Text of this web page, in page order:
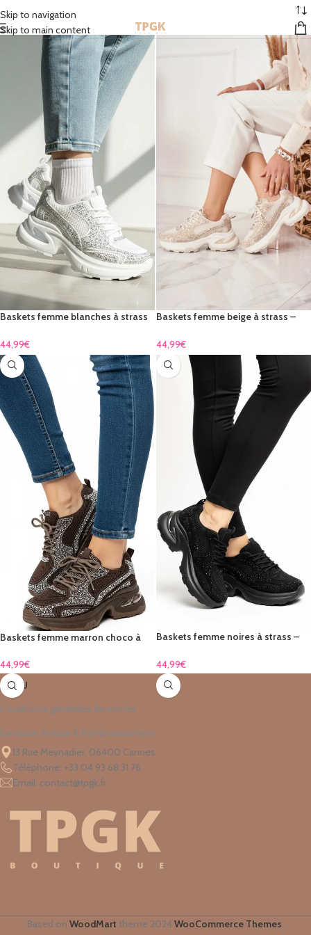
Skip to navigation
Skip to main content
STOCK EN FRANCE | MONDIAL RELAY GRATUIT À PARTIR DE 50 EUROS
Baskets femme blanches à strass
44,99€
Baskets femme beige à strass –
44,99€
Baskets femme marron choco à
44,99€
Baskets femme noires à strass –
44,99€
MENU
Conditions générales de ventes
Livraison, Retour & Remboursement
13 Rue Meynadier, 06400 Cannes
Téléphone: +33 04 93 68 31 76
Email: contact@tpgk.fr
Based on WoodMart theme 2024 WooCommerce Themes.